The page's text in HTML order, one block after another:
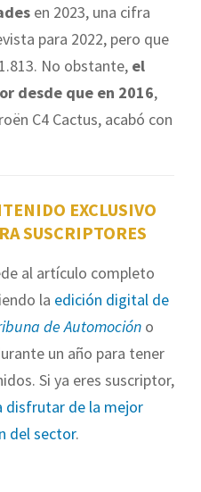
en 2023, una cifra
para 2022, pero que
No obstante, el
desde que en 2016,
C4 Cactus, acabó con
EXCLUSIVO
SUSCRIPTORES
al artículo completo
la edición digital de
de Automoción o
un año para tener
Si ya eres suscriptor,
disfrutar de la mejor
del sector.